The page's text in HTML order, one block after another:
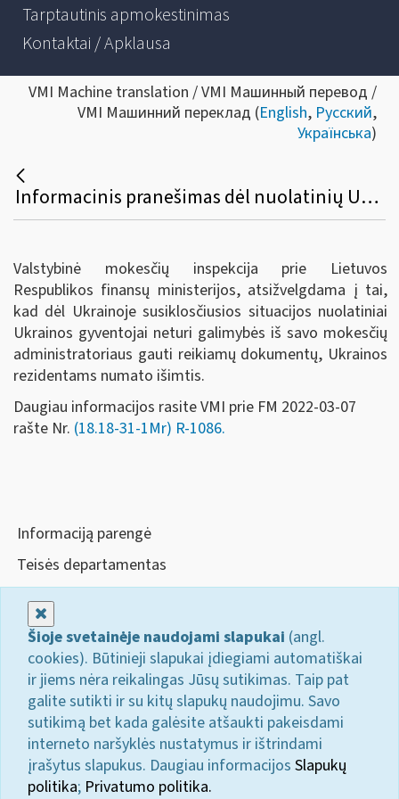
Tarptautinis apmokestinimas
Kontaktai / Apklausa
VMI Machine translation / VMI Машинный перевод /
VMI Машинний переклад (English, Русский,
Українська)
Informacinis pranešimas dėl nuolatinių Ukrainos gyventojų teikiamų nenuolatinio Lietuvos gyventojo metinės pajamų mokesčio deklaracijos formų
Valstybinė mokesčių inspekcija prie Lietuvos
Respublikos finansų ministerijos, atsižvelgdama į tai,
kad dėl Ukrainoje susiklosčiusios situacijos nuolatiniai
Ukrainos gyventojai neturi galimybės iš savo mokesčių
administratoriaus gauti reikiamų dokumentų, Ukrainos
rezidentams numato išimtis.
Daugiau informacijos rasite VMI prie FM 2022-03-07
rašte Nr. (18.18-31-1Mr) R-1086.
Informaciją parengė
Teisės departamentas
Šioje svetainėje naudojami slapukai (angl.
cookies). Būtinieji slapukai įdiegiami automatiškai
ir jiems nėra reikalingas Jūsų sutikimas. Taip pat
galite sutikti ir su kitų slapukų naudojimu. Savo
sutikimą bet kada galėsite atšaukti pakeisdami
interneto naršyklės nustatymus ir ištrindami
įrašytus slapukus. Daugiau informacijos Slapukų
politika; Privatumo politika.